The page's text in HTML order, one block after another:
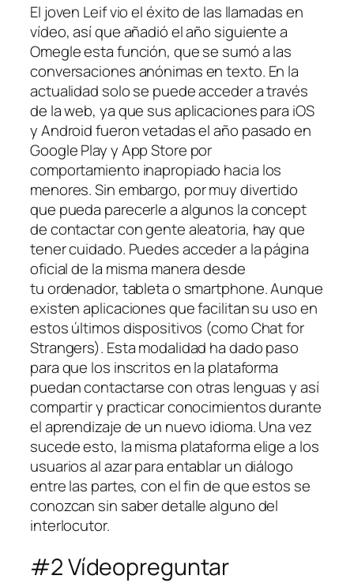
El joven Leif vio el éxito de las llamadas en
vídeo, así que añadió el año siguiente a
Omegle esta función, que se sumó a las
conversaciones anónimas en texto. En la
actualidad solo se puede acceder a través
de la web, ya que sus aplicaciones para iOS
y Android fueron vetadas el año pasado en
Google Play y App Store por
comportamiento inapropiado hacia los
menores. Sin embargo, por muy divertido
que pueda parecerle a algunos la concept
de contactar con gente aleatoria, hay que
tener cuidado. Puedes acceder a la página
oficial de la misma manera desde
tu ordenador, tableta o smartphone. Aunque
existen aplicaciones que facilitan su uso en
estos últimos dispositivos (como Chat for
Strangers). Esta modalidad ha dado paso
para que los inscritos en la plataforma
puedan contactarse con otras lenguas y así
compartir y practicar conocimientos durante
el aprendizaje de un nuevo idioma. Una vez
sucede esto, la misma plataforma elige a los
usuarios al azar para entablar un diálogo
entre las partes, con el fin de que estos se
conozcan sin saber detalle alguno del
interlocutor.
#2 Vídeopreguntar